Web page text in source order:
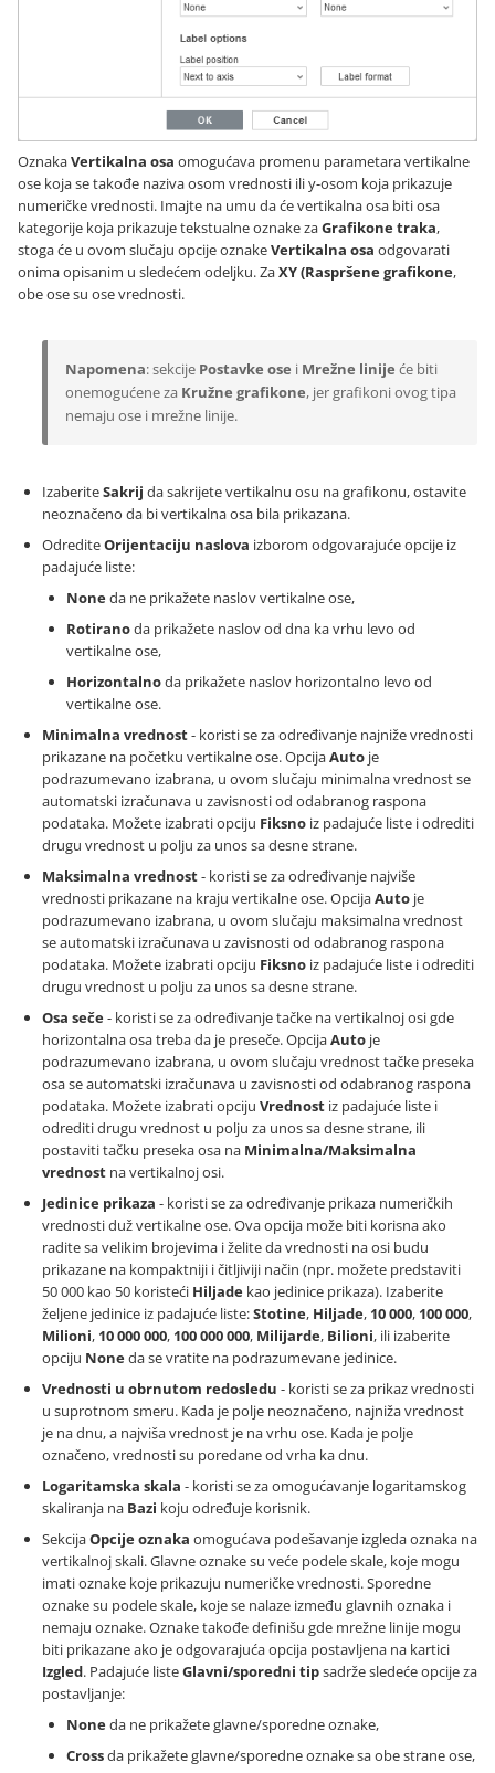
OznakaVertikalna osa omogućava promenu parametara vertikalne
ose koja se takođe naziva osom vrednosti ili y-osom koja prikazuje
numeričke vrednosti. Imajte na umu da će vertikalna osa biti osa
kategorije koja prikazuje tekstualne oznake zaGrafikone traka,
stoga će u ovom slučaju opcije oznakeVertikalna osa odgovarati
onima opisanim u sledećem odeljku. ZaXY (Raspršene grafikone,
obe ose su ose vrednosti.
Napomena: sekcije Postavke ose i Mrežne linije će biti
onemogućene za Kružne grafikone, jer grafikoni ovog tipa
nemaju ose i mrežne linije.
IzaberiteSakrij da sakrijete vertikalnu osu na grafikonu, ostavite
neoznačeno da bi vertikalna osa bila prikazana.
OdrediteOrijentaciju naslova izborom odgovarajuće opcije iz
padajuće liste:
Noneda ne prikažete naslov vertikalne ose,
Rotiranoda prikažete naslov od dna ka vrhu levo od
vertikalne ose,
Horizontalnoda prikažete naslov horizontalno levo od
vertikalne ose.
Minimalna vrednost- koristi se za određivanje najniže vrednosti
prikazane na početku vertikalne ose. OpcijaAuto je
podrazumevano izabrana, u ovom slučaju minimalna vrednost se
automatski izračunava u zavisnosti od odabranog raspona
podataka. Možete izabrati opciju Fiksno iz padajuće liste i odrediti
drugu vrednost u polju za unos sa desne strane.
Maksimalna vrednost- koristi se za određivanje najviše
vrednosti prikazane na kraju vertikalne ose. OpcijaAuto je
podrazumevano izabrana, u ovom slučaju maksimalna vrednost
se automatski izračunava u zavisnosti od odabranog raspona
podataka. Možete izabrati opciju Fiksno iz padajuće liste i odrediti
drugu vrednost u polju za unos sa desne strane.
Osa seče- koristi se za određivanje tačke na vertikalnoj osi gde
horizontalna osa treba da je preseče. OpcijaAuto je
podrazumevano izabrana, u ovom slučaju vrednost tačke preseka
osa se automatski izračunava u zavisnosti od odabranog raspona
podataka. Možete izabrati opciju Vrednost iz padajuće liste i
odrediti drugu vrednost u polju za unos sa desne strane, ili
postaviti tačku preseka osa na Minimalna/Maksimalna
vrednost na vertikalnoj osi.
Jedinice prikaza - koristi se za određivanje prikaza numeričkih
vrednosti duž vertikalne ose. Ova opcija može biti korisna ako
radite sa velikim brojevima i želite da vrednosti na osi budu
prikazane na kompaktniji i čitljiviji način (npr. možete predstaviti
50 000 kao 50 koristeći Hiljade kao jedinice prikaza). Izaberite
željene jedinice iz padajuće liste:Stotine, Hiljade, 10 000, 100 000,
Milioni, 10 000 000, 100 000 000, Milijarde, Bilioni, ili izaberite
opciju Noneda se vratite na podrazumevane jedinice.
Vrednosti u obrnutom redosledu - koristi se za prikaz vrednosti
u suprotnom smeru. Kada je polje neoznačeno, najniža vrednost
je na dnu, a najviša vrednost je na vrhu ose. Kada je polje
označeno, vrednosti su poredane od vrha ka dnu.
Logaritamska skala - koristi se za omogućavanje logaritamskog
skaliranja na Bazi koju određuje korisnik.
SekcijaOpcije oznaka omogućava podešavanje izgleda oznaka na
vertikalnoj skali. Glavne oznake su veće podele skale, koje mogu
imati oznake koje prikazuju numeričke vrednosti. Sporedne
oznake su podele skale, koje se nalaze između glavnih oznaka i
nemaju oznake. Oznake takođe definišu gde mrežne linije mogu
biti prikazane ako je odgovarajuća opcija postavljena na kartici
Izgled. Padajuće listeGlavni/sporedni tipsadrže sledeće opcije za
postavljanje:
Noneda ne prikažete glavne/sporedne oznake,
Crossda prikažete glavne/sporedne oznake sa obe strane ose,